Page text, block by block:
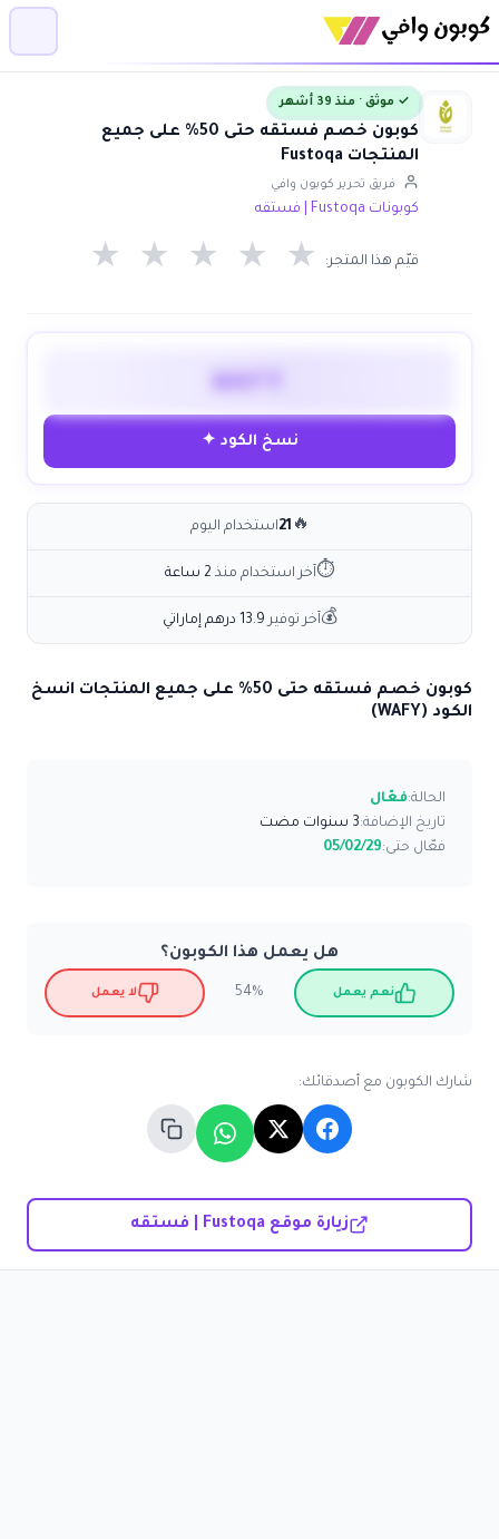
✓ موثق · منذ 39 أشهر
كوبون خصم فستقه حتى 50% على جميع
المنتجات Fustoqa
فريق تحرير كوبون وافي
كوبونات Fustoqa | فستقه
قيّم هذا المتجر: ★ ★ ★ ★ ★
WAFY
نسخ الكود ✦
🔥
21استخدام اليوم
⏱آخر استخدام منذ 2 ساعة
💰آخر توفير 13.9 درهم إماراتي
كوبون خصم فستقه حتى 50% على جميع المنتجات انسخ
الكود (WAFY)
الحالة:فعّال
تاريخ الإضافة:3 سنوات مضت
فعّال حتى:05/02/29
هل يعمل هذا الكوبون؟
نعم يعمل 54% لا يعمل
شارك الكوبون مع أصدقائك:
زيارة موقع Fustoqa | فستقه